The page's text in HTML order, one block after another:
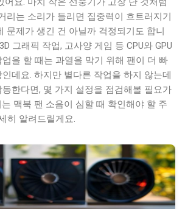
리는 소리가 들리면 집중력이 흐트러지기
문제가 생긴 건 아닐까 걱정되기도 합니
그래픽 작업, 고사양 게임 등 CPU와 GPU
을 할 때는 과열을 막기 위해 팬이 더 빠
데요. 하지만 별다른 작업을 하지 않는데
한다면, 몇 가지 설정을 점검해볼 필요가
맥북 팬 소음이 심할 때 확인해야 할 주
히 알려드릴게요.